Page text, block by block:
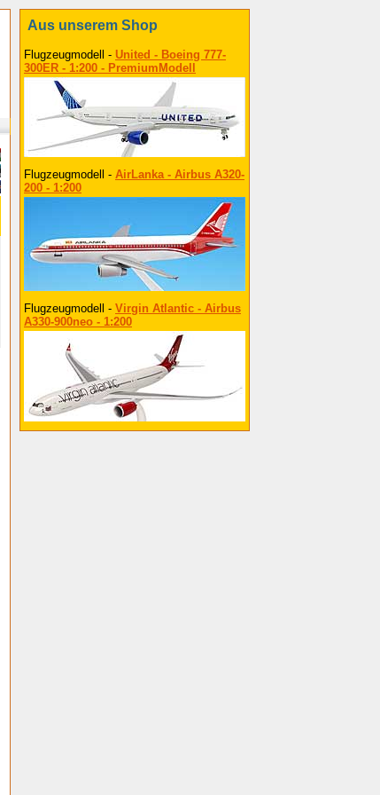
Aus unserem Shop
Flugzeugmodell - United - Boeing 777-
300ER - 1:200 - PremiumModell
Flugzeugmodell - AirLanka - Airbus A320-
200 - 1:200
Flugzeugmodell - Virgin Atlantic - Airbus
A330-900neo - 1:200